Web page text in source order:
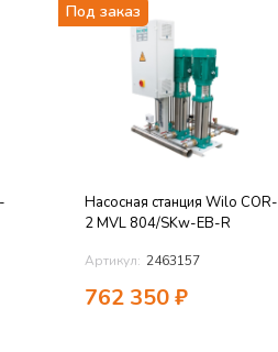
Под заказ
Насосная станция Wilo COR-
2 MVL 804/SKw-EB-R
Артикул: 2463157
762 350₽